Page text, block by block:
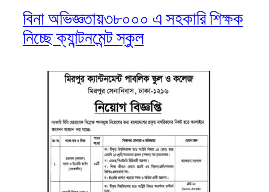
বিনা অভিজ্ঞতায়৩৮০০০ এ সহকারি শিক্ষক
নিচ্ছে ক্যান্টনমেন্ট স্কুল